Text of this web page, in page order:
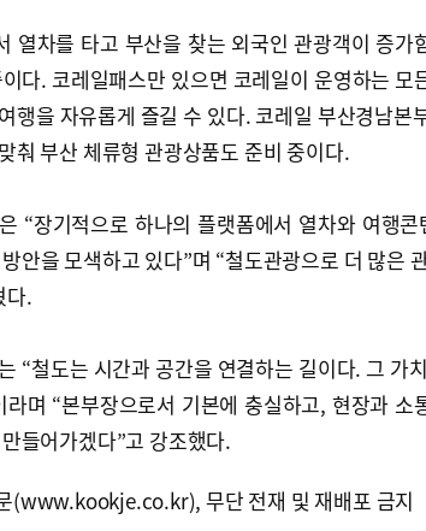
열차를 타고 부산을 찾는 외국인 관광객이 증가
다. 코레일패스만 있으면 코레일이 운영하는 모
행을 자유롭게 즐길 수 있다. 코레일 부산경남본
춰 부산 체류형 관광상품도 준비 중이다.
“장기적으로 하나의 플랫폼에서 열차와 여행
안을 모색하고 있다”며 “철도관광으로 더 많은
다.
“철도는 시간과 공간을 연결하는 길이다. 그 가
라며 “본부장으로서 기본에 충실하고, 현장과 소
들어가겠다”고 강조했다.
(www.kookje.co.kr), 무단 전재 및 재배포 금지